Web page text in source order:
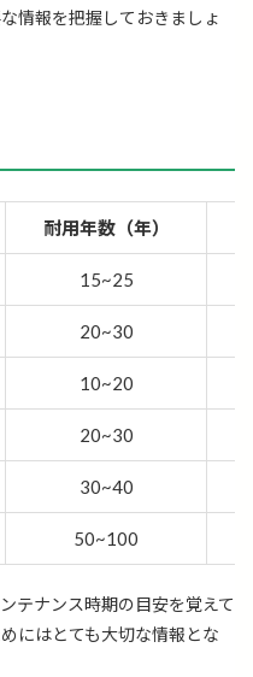
情報を把握しておきましょ
耐用年数（年）
15~25
20~30
10~20
20~30
30~40
50~100
テナンス時期の目安を覚えて
にはとても大切な情報とな